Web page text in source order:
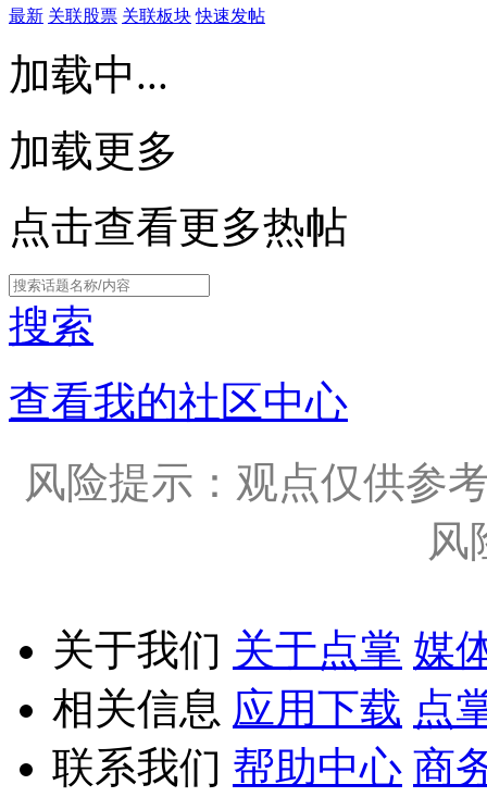
最新 关联股票 关联板块 快速发帖
加载中...
加载更多
点击查看更多热帖
搜索
查看我的社区中心
风险提示：观点仅供参
风
关于我们 关于点掌 媒
相关信息 应用下载 点
联系我们 帮助中心 商